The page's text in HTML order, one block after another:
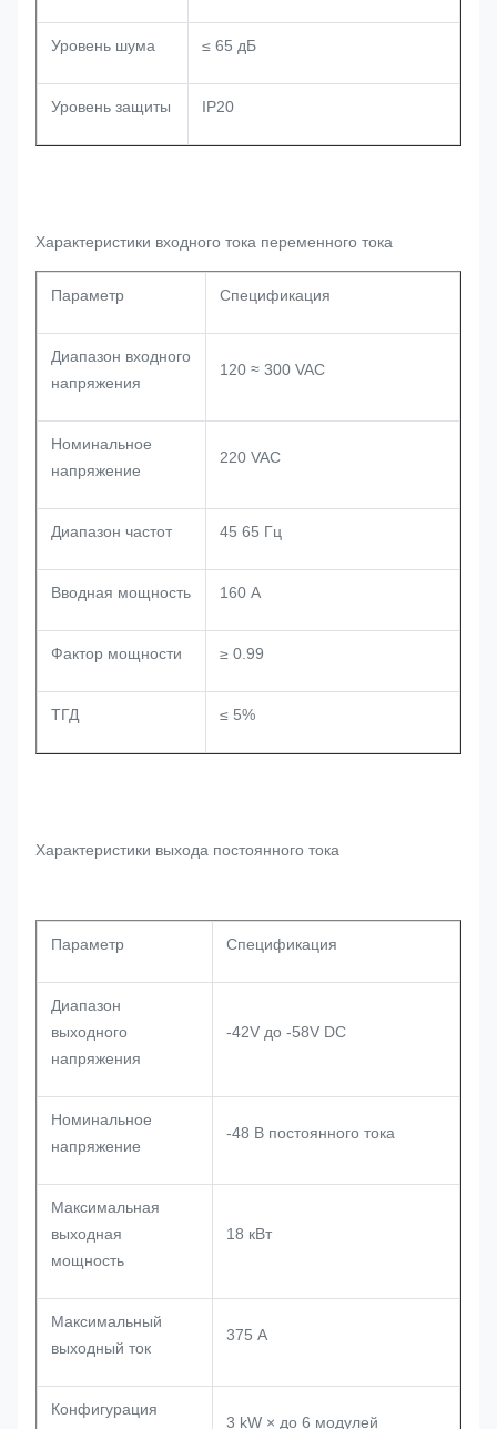
Уровень шума ≤ 65 дБ
Уровень защиты IP20
Характеристики входного тока переменного тока
Параметр Спецификация
Диапазон входного
напряжения
120 ≈ 300 VAC
Номинальное
напряжение
220 VAC
Диапазон частот 45 65 Гц
Вводная мощность 160 А
Фактор мощности ≥ 0.99
ТГД ≤ 5%
Характеристики выхода постоянного тока
Параметр Спецификация
Диапазон
выходного
напряжения
-42V до -58V DC
Номинальное
напряжение
-48 В постоянного тока
Максимальная
выходная
мощность
18 кВт
Максимальный
выходный ток
375 А
Конфигурация
3 kW × до 6 модулей